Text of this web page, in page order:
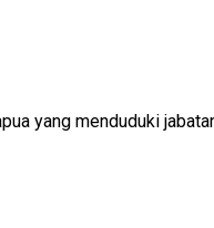
yang menduduki